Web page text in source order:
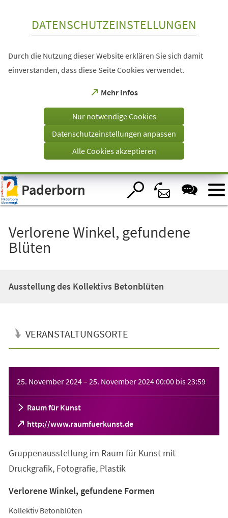
Visuelle
Assistenzsoftware
öffnen.
DATENSCHUTZEINSTELLUNGEN
Durch die Nutzung dieser Website erklären Sie sich damit
einverstanden, dass diese Seite Cookies verwendet.
Mehr Infos
(Öffnet
einem
Tab)
Nur notwendige Cookies
Datenschutzeinstellungen anpassen
Alle Cookies akzeptieren
Paderborn
Verlorene Winkel, gefundene
Blüten
Ausstellung des Kollektivs Betonblüten
VERANSTALTUNGSORTE
25. November 2024– 25. November 202400:00 bis23:59
Raum für Kunst
http://www.raumfuerkunst.de
(Öffnet
in
neuen
Tab)
Gruppenausstellung im Raum für Kunst mit
Druckgrafik, Fotografie, Plastik
Verlorene Winkel, gefundene Formen
Kollektiv Betonblüten